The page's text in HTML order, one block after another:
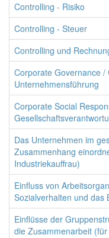
Controlling - Risiko
Controlling - Steuer
Controlling und
Corporate Governance /
Unternehmensführung
Corporate Social
Das Unternehmen im
Zusammenhang
Industriekauffrau)
Einfluss von
Sozialverhalten und das
Einflüsse der
die Zusammenarbeit